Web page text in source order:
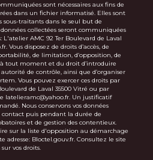
sont nécessaires aux fins de
dans un fichier informatisé. Elles sont
sous-traitants dans le seul but de
collectées seront communiquées
L'atelier AMC 92 Ter Boulevard de Laval
Vous disposez de droits d’accès, de
de limitation, d’opposition, de
tout moment et du droit d’introduire
de contrôle, ainsi que d’organiser
Vous pouvez exercer ces droits par
de Laval 35500 Vitré ou par
latelieramc@yahoo.fr. Un justificatif
Nous conservons vos données
puis pendant la durée de
et de gestion des contentieux.
sur la liste d'opposition au démarchage
adresse: Bloctel.gouv.fr. Consultez le site
vos droits.